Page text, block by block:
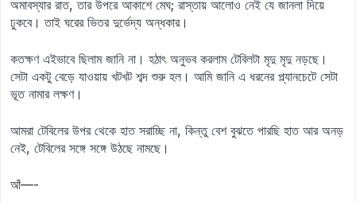
অমাবস্যার রাত, তার উপরে আকাশে মেঘ; রাস্তায় আলোও নেই যে জানলা দিয়ে
ঢুকবে। তাই ঘরের ভিতর দুর্ভেদ্য অন্ধকার।
কতক্ষণ এইভাবে ছিলাম জানি না। হঠাৎ অনুভব করলাম টেবিলটা মৃদু মৃদু নড়ছে।
সেটা একটু বেড়ে যাওয়ায় খটখট শব্দ শুরু হল। আমি জানি এ ধরনের প্ল্যানচেটে সেটা
ভূত নামার লক্ষণ।
আমরা টেবিলের উপর থেকে হাত সরাচ্ছি না, কিন্তু বেশ বুঝতে পারছি হাত আর অনড়
নেই, টেবিলের সঙ্গে সঙ্গে উঠছে নামছে।
আঁ—-